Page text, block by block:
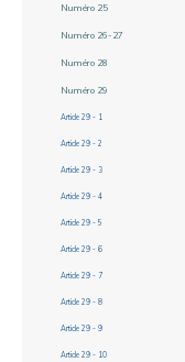
Numéro 25
Numéro 26-27
Numéro 28
Numéro 29
Article 29 - 1
Article 29 - 2
Article 29 - 3
Article 29 - 4
Article 29 - 5
Article 29 - 6
Article 29 - 7
Article 29 - 8
Article 29 - 9
Article 29 - 10